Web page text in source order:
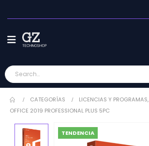
CATEGORÍAS LICENCIAS Y PROGRAMAS,
OFFICE 2019 PROFESSIONAL PLUS 5PC
TENDENCIA